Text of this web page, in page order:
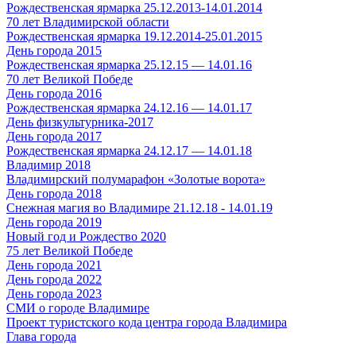
Рождественская ярмарка 25.12.2013-14.01.2014
70 лет Владимирской области
Рождественская ярмарка 19.12.2014-25.01.2015
День города 2015
Рождественская ярмарка 25.12.15 — 14.01.16
70 лет Великой Победе
День города 2016
Рождественская ярмарка 24.12.16 — 14.01.17
День физкультурника-2017
День города 2017
Рождественская ярмарка 24.12.17 — 14.01.18
Владимир 2018
Владимирский полумарафон «Золотые ворота»
День города 2018
Снежная магия во Владимире 21.12.18 - 14.01.19
День города 2019
Новый год и Рождество 2020
75 лет Великой Победе
День города 2021
День города 2022
День города 2023
СМИ о городе Владимире
Проект туристского кода центра города Владимира
Глава города